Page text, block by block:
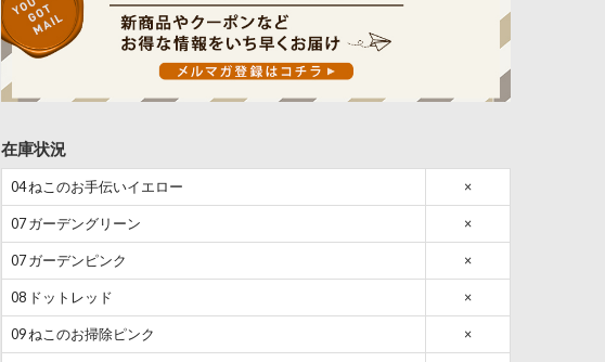
在庫状況
04 ねこのお手伝いイエロー ×
07 ガーデングリーン ×
07 ガーデンピンク ×
08 ドットレッド ×
09 ねこのお掃除ピンク ×